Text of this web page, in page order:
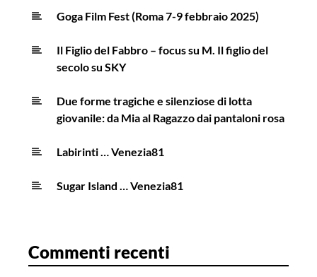
Goga Film Fest (Roma 7-9 febbraio 2025)
Il Figlio del Fabbro – focus su M. Il figlio del
secolo su SKY
Due forme tragiche e silenziose di lotta
giovanile: da Mia al Ragazzo dai pantaloni rosa
Labirinti … Venezia81
Sugar Island … Venezia81
Commenti recenti